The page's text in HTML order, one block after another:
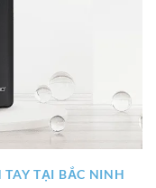
TAY TẠI BẮC NINH